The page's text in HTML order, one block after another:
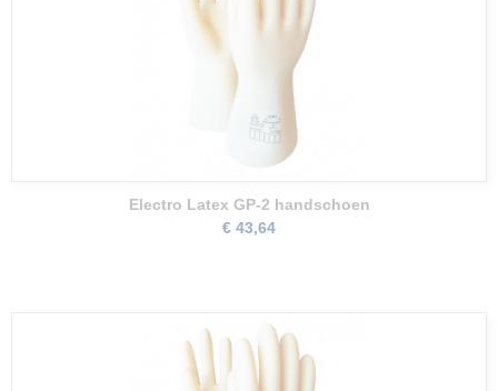
Electro Latex GP-2 handschoen
€ 43,64